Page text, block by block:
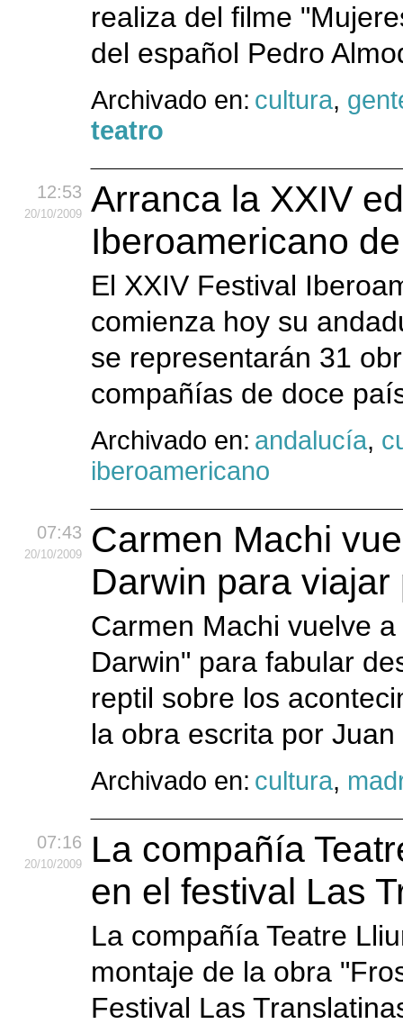
realiza del filme
del español Pedro
Archivado en: cultura,
teatro
12:53
20/10/2009
Arranca la XXIV
Iberoamericano
El XXIV Festival
comienza hoy su
se representarán 31
compañías de doce
Archivado en: andalucía,
iberoamericano
07:43
20/10/2009
Carmen Machi
Darwin para
Carmen Machi vuelve
Darwin" para fabular
reptil sobre los
la obra escrita por
Archivado en: cultura,
07:16
20/10/2009
La compañía
en el festival Las
La compañía Teatre
montaje de la obra
Festival Las